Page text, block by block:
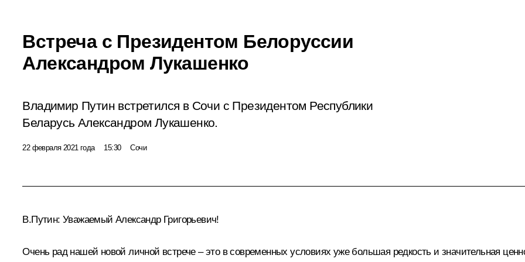
Встреча с Президентом Белоруссии
Александром Лукашенко
Владимир Путин встретился в Сочи с Президентом Республики
Беларусь Александром Лукашенко.
22 февраля 2021 года 15:30 Сочи
В.Путин: Уважаемый Александр Григорьевич!
Очень рад нашей новой личной встрече – это в современных условиях уже большая редкость и значительная